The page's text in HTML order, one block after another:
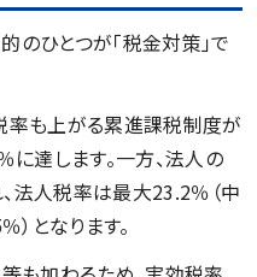
ひとつが「税金対策」で
率も上がる累進課税制度が
達します。一方、法人の
法人税率は最大23.2％（中
となります。